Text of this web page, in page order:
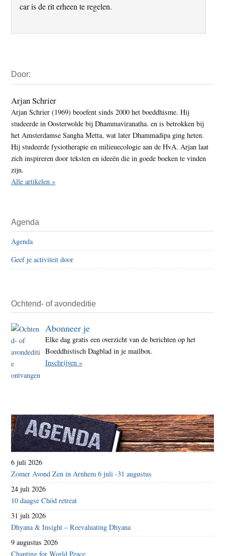
car is de rit erheen te regelen.
Sidebar
Door:
Arjan Schrier
Arjan Schrier (1969) beoefent sinds 2000 het boeddhisme. Hij
studeerde in Oosterwolde bij Dhammaviranatha. en is betrokken bij
het Amsterdamse Sangha Metta, wat later Dhammadipa ging heten.
Hij studeerde fysiotherapie en milieuecologie aan de HvA. Arjan laat
zich inspireren door teksten en ideeën die in goede boeken te vinden
zijn.
Alle artikelen »
Agenda
Agenda
Geef je activiteit door
Ochtend- of avondeditie
Abonneer je
Elke dag gratis een overzicht van de berichten op het
Boeddhistisch Dagblad in je mailbox.
Inschrijven »
6 juli 2026
Zomer Avond Zen in Arnhem 6 juli -31 augustus
24 juli 2026
10 daagse Chöd retreat
31 juli 2026
Dhyana & Insight – Reevaluating Dhyana
9 augustus 2026
Chanting for World Peace